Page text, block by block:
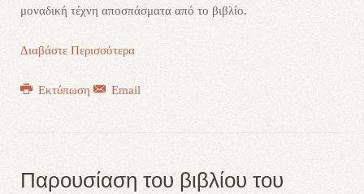
μοναδική τέχνη αποσπάσματα από το βιβλίο.
Διαβάστε Περισσότερα
Εκτύπωση Email
Παρουσίαση του βιβλίου του